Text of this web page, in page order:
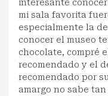
interesante
mi sala favorita
especialmente la
conocer el museo
chocolate, compré
recomendado y el
recomendado por
amargo no sabe